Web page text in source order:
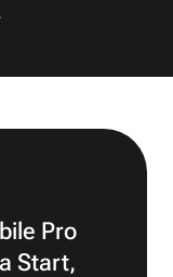
.
Pro
Start,